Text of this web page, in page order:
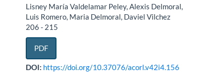
Lisney María Valdelamar Peley, Alexis Delmoral,
Luis Romero, Maria Delmoral, Daviel Vilchez
206 - 215
PDF
DOI: https://doi.org/10.37076/acorl.v42i4.156